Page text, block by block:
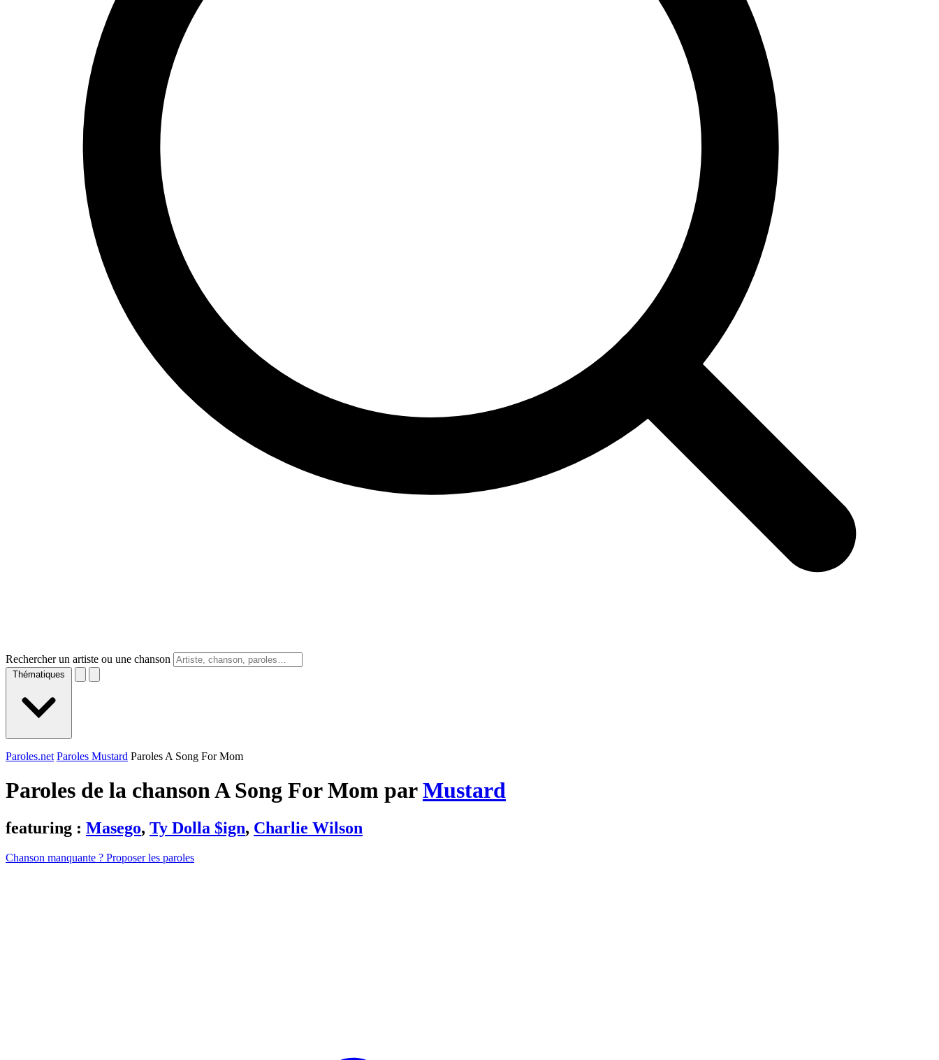
Rechercher un artiste ou une chanson
Thématiques
Paroles.net Paroles Mustard Paroles A Song For Mom
Paroles de la chanson A Song For Mom parMustard
featuring : Masego, Ty Dolla $ign, Charlie Wilson
Chanson manquante ? Proposer les paroles